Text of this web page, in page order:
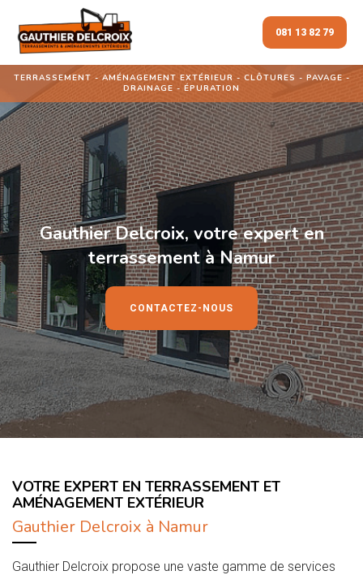
081 13 82 79
TERRASSEMENT - AMÉNAGEMENT EXTÉRIEUR - CLÔTURES - PAVAGE -
DRAINAGE - ÉPURATION
Gauthier Delcroix, votre expert en
terrassement à Namur
CONTACTEZ-NOUS
VOTRE EXPERT EN TERRASSEMENT ET
AMÉNAGEMENT EXTÉRIEUR
Gauthier Delcroix à Namur
Gauthier Delcroix propose une vaste gamme de services